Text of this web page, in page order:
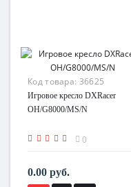
Код товара: 36625
Игровое кресло DXRacer
OH/G8000/MS/N
0
0.00 руб.